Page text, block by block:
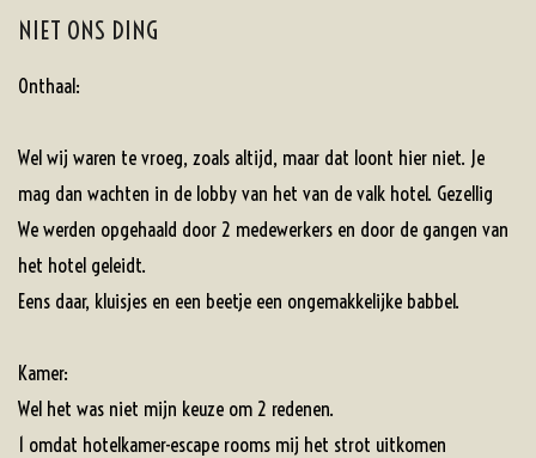
NIET ONS DING
Onthaal:
Wel wij waren te vroeg, zoals altijd, maar dat loont hier niet. Je
mag dan wachten in de lobby van het van de valk hotel. Gezellig
We werden opgehaald door 2 medewerkers en door de gangen van
het hotel geleidt.
Eens daar, kluisjes en een beetje een ongemakkelijke babbel.
Kamer:
Wel het was niet mijn keuze om 2 redenen.
1 omdat hotelkamer-escape rooms mij het strot uitkomen